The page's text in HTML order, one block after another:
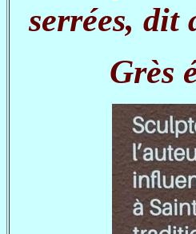
serrées, dit
Grès